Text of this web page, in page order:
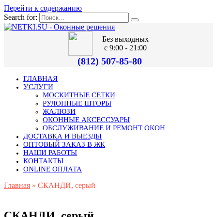
Перейти к содержанию
Search for:
Без выходных
с 9:00 - 21:00
(812) 507-85-80
ГЛАВНАЯ
УСЛУГИ
МОСКИТНЫЕ СЕТКИ
РУЛОННЫЕ ШТОРЫ
ЖАЛЮЗИ
ОКОННЫЕ АКСЕССУАРЫ
ОБСЛУЖИВАНИЕ И РЕМОНТ ОКОН
ДОСТАВКА И ВЫЕЗДЫ
ОПТОВЫЙ ЗАКАЗ В ЖК
НАШИ РАБОТЫ
КОНТАКТЫ
ONLINE ОПЛАТА
Главная » СКАНДИ, серый